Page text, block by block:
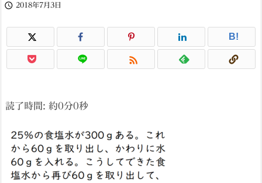
 2018年7月3日
B!

読了時間: 約0分0秒